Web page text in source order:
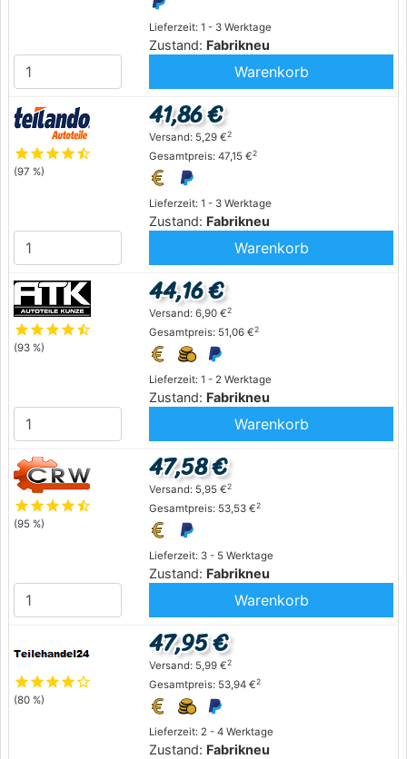
Lieferzeit: 1 - 3 Werktage
Zustand: Fabrikneu
Warenkorb
starstarstarstarstar_half
(97 %)
Lieferzeit: 1 - 3 Werktage
Zustand: Fabrikneu
41,86 €
Versand: 5,29 €2
Gesamtpreis: 47,15 €2
Warenkorb
starstarstarstarstar_half
(93 %)
Lieferzeit: 1 - 2 Werktage
Zustand: Fabrikneu
44,16 €
Versand: 6,90 €2
Gesamtpreis: 51,06 €2
Warenkorb
starstarstarstarstar_half
(95 %)
Lieferzeit: 3 - 5 Werktage
Zustand: Fabrikneu
47,58 €
Versand: 5,95 €2
Gesamtpreis: 53,53 €2
Warenkorb
starstarstarstarstar_outline
(80 %)
Lieferzeit: 2 - 4 Werktage
Zustand: Fabrikneu
47,95 €
Versand: 5,99 €2
Gesamtpreis: 53,94 €2